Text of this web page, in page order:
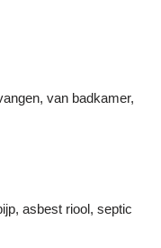
van badkamer,
asbest riool, septic